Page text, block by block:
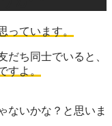
っています。
だち同士でいると、
すよ。
ないかな？と思いま